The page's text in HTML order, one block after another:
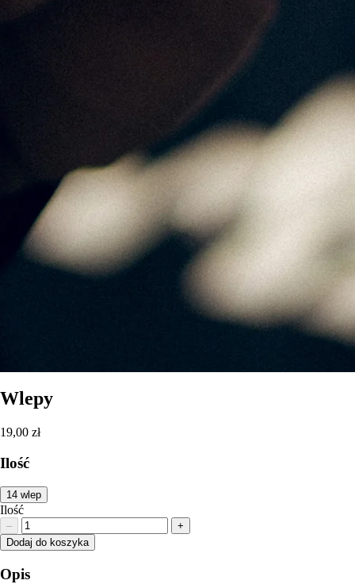
Wlepy
19,00 zł
Ilość
14 wlep
Ilość
–
+
Dodaj do koszyka
Opis